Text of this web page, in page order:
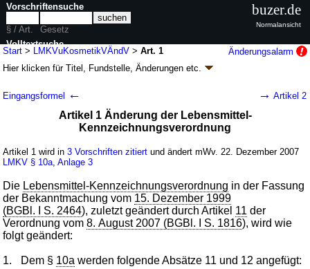
Start > LMKVuKosmetikVÄndV >Art. 1
Änderungsalarm
Hier klicken fürTitel, Fundstelle, Änderungen etc.
Lebensmittel-Kennzeichnungsverordnung und
der Kosmetik-Verordnung
(LMKVuKosmetikVÄndVk.a.Abk.)
V. v. 18.12.2007BGBl. I S. 3011(Nr. 66); Geltung ab 22.12.2007
2 Änderungen | wird in 4 Vorschriften zitiert
Eingangsformel ← → Artikel 2
Artikel 1 Änderung der Lebensmittel-
Kennzeichnungsverordnung
Artikel 1 wird in3 Vorschriften zitiert und ändert mWv. 22. Dezember 2007
LMKV § 10a ,Anlage 3
Die Lebensmittel-Kennzeichnungsverordnung in der Fassung
der Bekanntmachung vom 15. Dezember 1999
(BGBl. I S. 2464), zuletzt geändert durch Artikel 11 der
Verordnung vom8. August 2007 (BGBl. I S. 1816), wird wie
folgt geändert:
1. Dem § 10a werden folgende Absätze 11 und 12 angefügt:
Vorschriftensuche
§ / Art.
Gesetz
Volltextsuche
nur in LMKVuKosmetikVÄndV
buzer.de
Normalansicht